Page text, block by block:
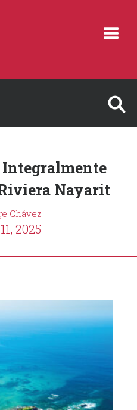
Integralmente
Nayarit
Chávez
2025